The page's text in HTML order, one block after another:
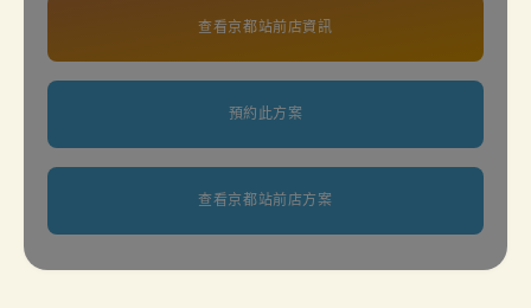
查看京都站前店資訊
預約此方案
查看京都站前店方案